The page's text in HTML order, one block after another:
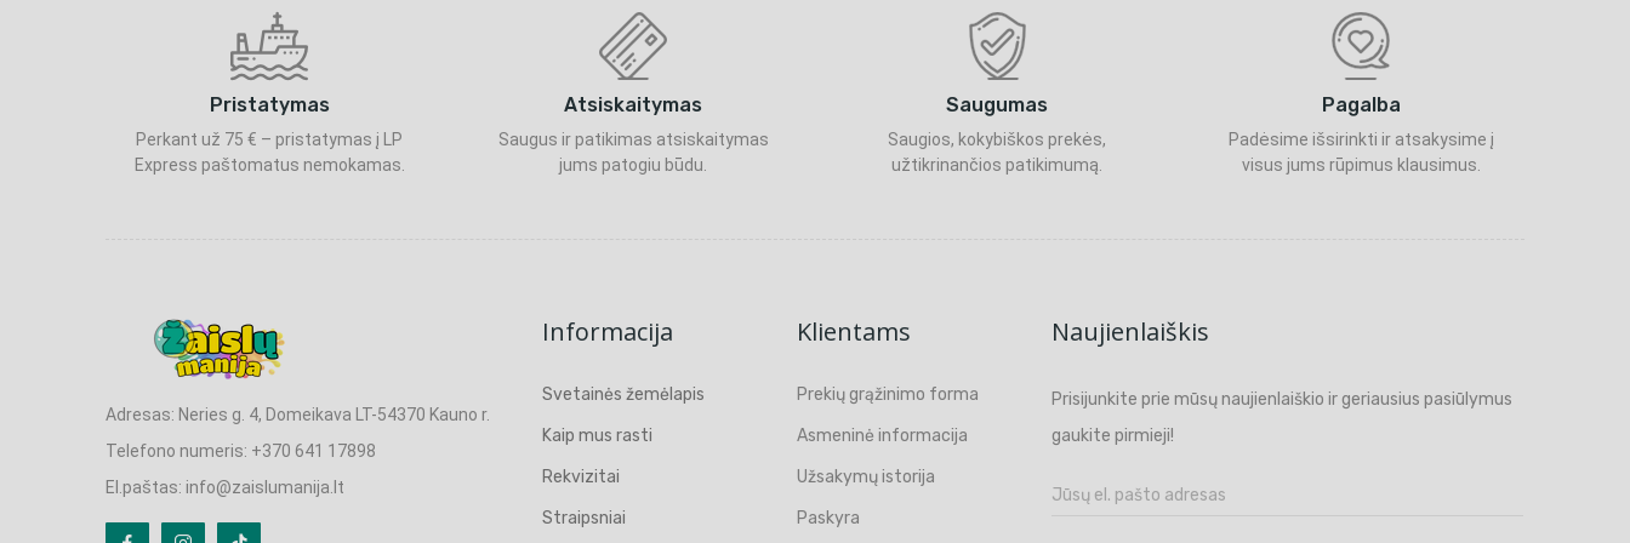
Pristatymas
Perkant už 75 € – pristatymas į LP
Express paštomatus nemokamas.
Atsiskaitymas
Saugus ir patikimas atsiskaitymas
jums patogiu būdu.
Saugumas
Saugios, kokybiškos prekės,
užtikrinančios patikimumą.
Pagalba
Padėsime išsirinkti ir atsakysime į
visus jums rūpimus klausimus.
Adresas: Neries g. 4, Domeikava LT-54370 Kauno r.
Telefono numeris: +370 641 17898
El.paštas: info@zaislumanija.lt
Informacija
Svetainės žemėlapis
Kaip mus rasti
Rekvizitai
Straipsniai
Klientams
Prekių grąžinimo forma
Asmeninė informacija
Užsakymų istorija
Paskyra
Naujienlaiškis
Prisijunkite prie mūsų naujienlaiškio ir geriausius pasiūlymus
gaukite pirmieji!